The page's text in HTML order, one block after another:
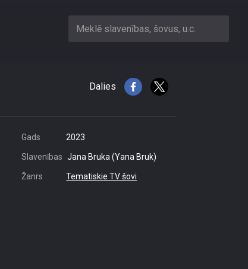
Meklē slavenības, šovus, u.c.
Dalies
Gads 2023
Slavenības Jana Bruka (Yana Bruk)
Žanrs Tematiskie TV šovi